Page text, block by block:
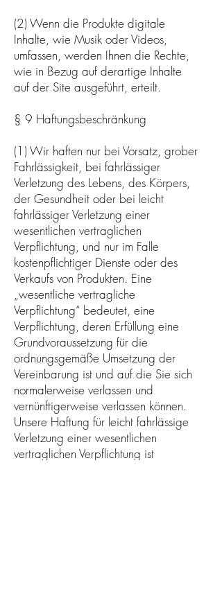
(2) Wenn die Produkte digitale
Inhalte, wie Musik oder Videos,
umfassen, werden Ihnen die Rechte,
wie in Bezug auf derartige Inhalte
auf der Site ausgeführt, erteilt.
§ 9 Haftungsbeschränkung
(1) Wir haften nur bei Vorsatz, grober
Fahrlässigkeit, bei fahrlässiger
Verletzung des Lebens, des Körpers,
der Gesundheit oder bei leicht
fahrlässiger Verletzung einer
wesentlichen vertraglichen
Verpflichtung, und nur im Falle
kostenpflichtiger Dienste oder des
Verkaufs von Produkten. Eine
„wesentliche vertragliche
Verpflichtung“ bedeutet, eine
Verpflichtung, deren Erfüllung eine
Grundvoraussetzung für die
ordnungsgemäße Umsetzung der
Vereinbarung ist und auf die Sie sich
normalerweise verlassen und
vernünftigerweise verlassen können.
Unsere Haftung für leicht fahrlässige
Verletzung einer wesentlichen
vertraglichen Verpflichtung ist